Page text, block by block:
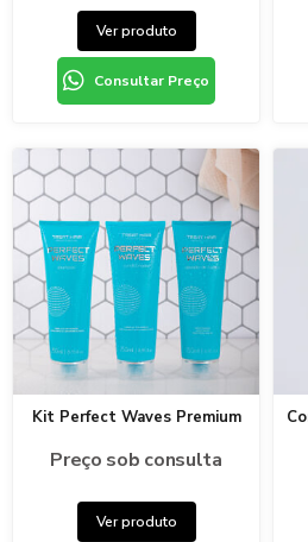
Ver produto
Consultar Preço
Kit Perfect Waves Premium
Preço sob consulta
Ver produto